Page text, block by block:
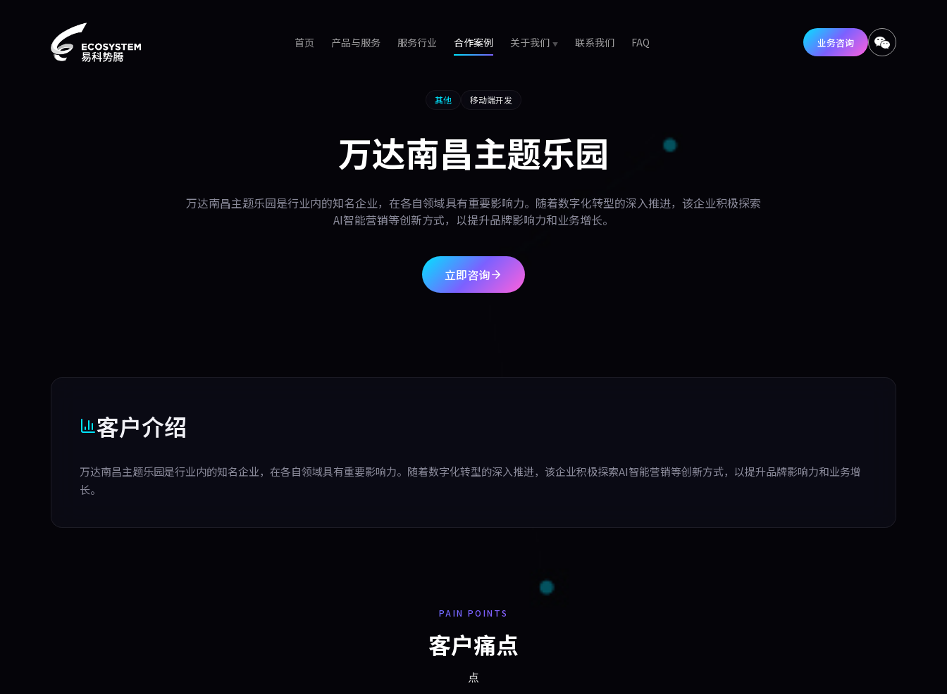
首页 产品与服务 服务行业 合作案例 关于我们 联系我们 FAQ 业务咨询
其他 移动端开发
万达南昌主题乐园
万达南昌主题乐园是行业内的知名企业，在各自领域具有重要影响力。随着数字化转型的深入推进，该企业积极探索
AI智能营销等创新方式，以提升品牌影响力和业务增长。
立即咨询
客户介绍
万达南昌主题乐园是行业内的知名企业，在各自领域具有重要影响力。随着数字化转型的深入推进，该企业积极探索AI智能营销等创新方式，以提升品牌影响力和业务增
长。
PAIN POINTS
客户痛点
点